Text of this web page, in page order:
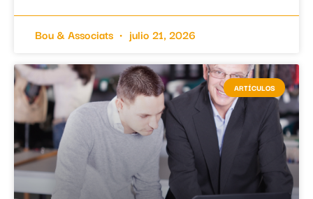
Bou & Associats julio 21, 2026
ARTÍCULOS